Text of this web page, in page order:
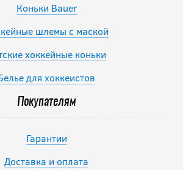
Коньки Bauer
шлемы с маской
хоккейные коньки
для хоккеистов
Покупателям
Гарантии
Доставка и оплата